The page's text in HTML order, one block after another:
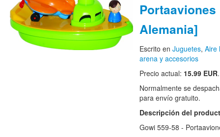
Alemania]
Escrito en Juguetes, Aire
arena y accesorios
Precio actual: 15.99 EUR.
Normalmente se
para envío gratuito.
Descripción del
Gowi 559-58 -